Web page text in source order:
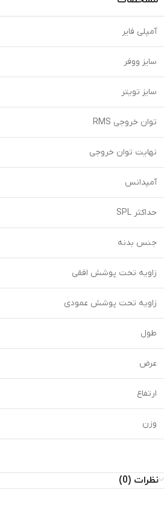
آمپلی فایر
سایز ووفر
سایز تویتر
توان خروجی RMS
نهایت توان خروجی
آمپدانس
حداکثر SPL
جنس بدنه
زاویه تحت پوشش افقی
زاویه تحت پوشش عمودی
طول
عرض
ارتفاع
وزن
نظرات (0)